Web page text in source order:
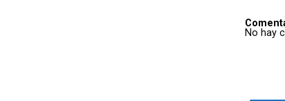
No hay